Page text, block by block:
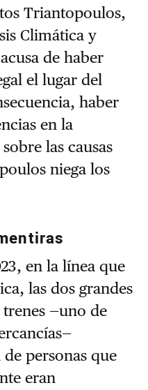
Triantopoulos,
Climática y
de haber
el lugar del
haber
en la
las causas
niega los
en la línea que
las dos grandes
—uno de
personas que
eran